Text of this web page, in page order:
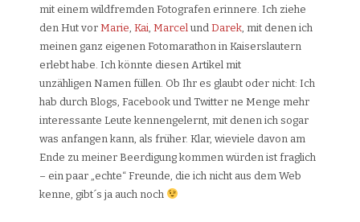
mit einem wildfremden Fotografen erinnere. Ich ziehe
den Hut vor Marie, Kai, Marcel und Darek, mit denen ich
meinen ganz eigenen Fotomarathon in Kaiserslautern
erlebt habe. Ich könnte diesen Artikel mit
unzähligen Namen füllen. Ob Ihr es glaubt oder nicht: Ich
hab durch Blogs, Facebook und Twitter ne Menge mehr
interessante Leute kennengelernt, mit denen ich sogar
was anfangen kann, als früher. Klar, wieviele davon am
Ende zu meiner Beerdigung kommen würden ist fraglich
– ein paar „echte“ Freunde, die ich nicht aus dem Web
kenne, gibt´s ja auch noch